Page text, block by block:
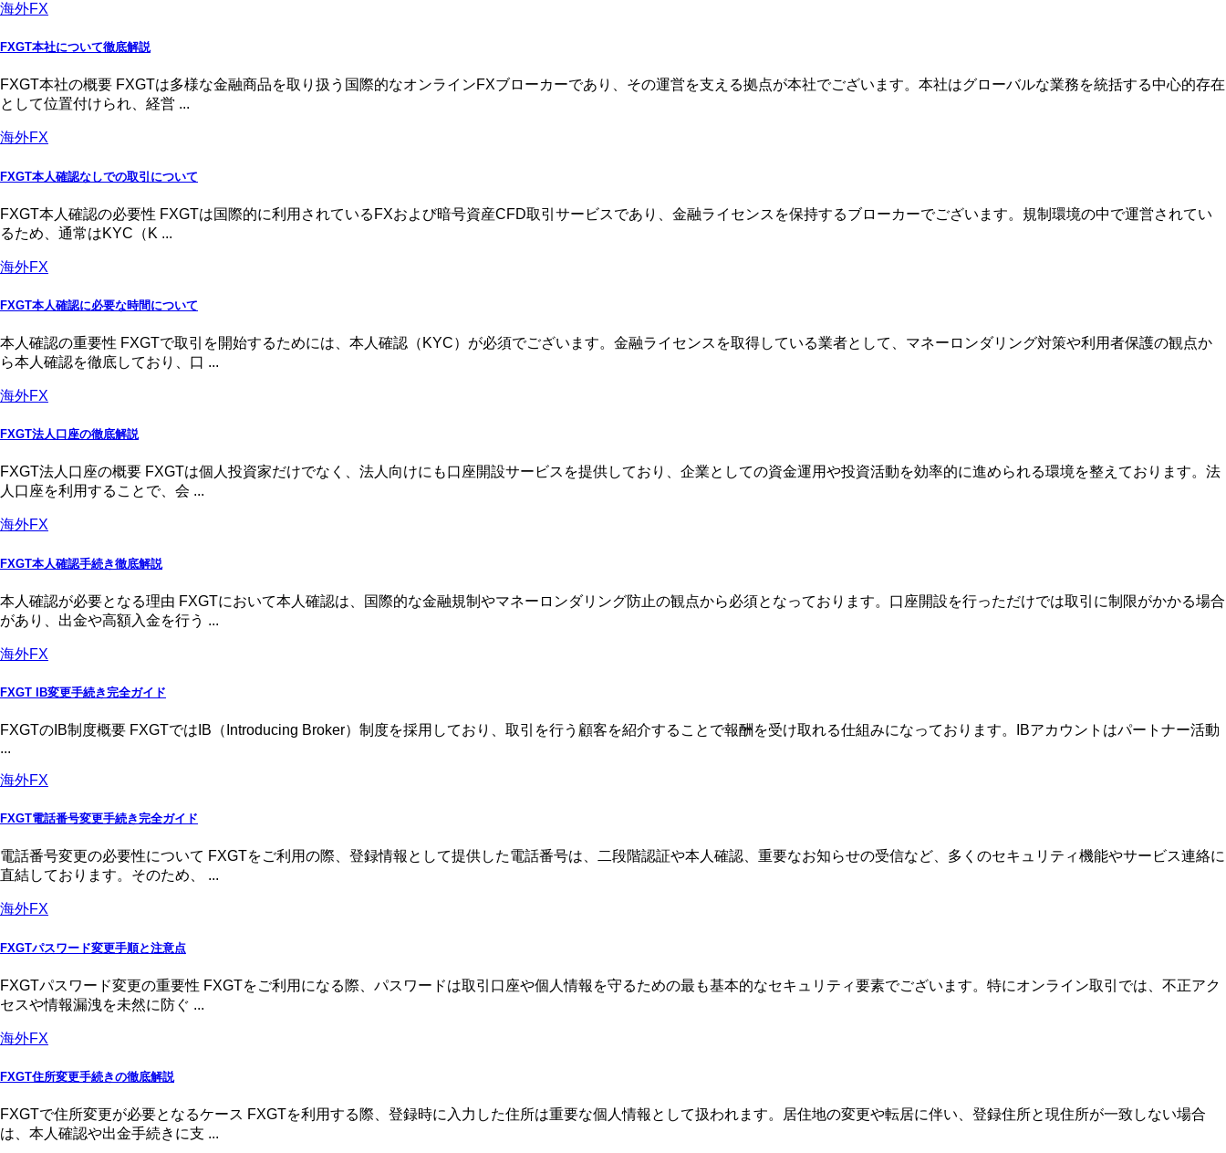
海外FX
FXGT本社について徹底解説
FXGT本社の概要 FXGTは多様な金融商品を取り扱う国際的なオンラインFXブローカーであり、その運営を支える拠点が本社でございます。本社はグローバルな業務を統括する中心的存在
として位置付けられ、経営 ...
海外FX
FXGT本人確認なしでの取引について
FXGT本人確認の必要性 FXGTは国際的に利用されているFXおよび暗号資産CFD取引サービスであり、金融ライセンスを保持するブローカーでございます。規制環境の中で運営されてい
るため、通常はKYC（K ...
海外FX
FXGT本人確認に必要な時間について
本人確認の重要性 FXGTで取引を開始するためには、本人確認（KYC）が必須でございます。金融ライセンスを取得している業者として、マネーロンダリング対策や利用者保護の観点か
ら本人確認を徹底しており、口 ...
海外FX
FXGT法人口座の徹底解説
FXGT法人口座の概要 FXGTは個人投資家だけでなく、法人向けにも口座開設サービスを提供しており、企業としての資金運用や投資活動を効率的に進められる環境を整えております。法
人口座を利用することで、会 ...
海外FX
FXGT本人確認手続き徹底解説
本人確認が必要となる理由 FXGTにおいて本人確認は、国際的な金融規制やマネーロンダリング防止の観点から必須となっております。口座開設を行っただけでは取引に制限がかかる場合
があり、出金や高額入金を行う ...
海外FX
FXGT IB変更手続き完全ガイド
FXGTのIB制度概要 FXGTではIB（Introducing Broker）制度を採用しており、取引を行う顧客を紹介することで報酬を受け取れる仕組みになっております。IBアカウントはパートナー活動
...
海外FX
FXGT電話番号変更手続き完全ガイド
電話番号変更の必要性について FXGTをご利用の際、登録情報として提供した電話番号は、二段階認証や本人確認、重要なお知らせの受信など、多くのセキュリティ機能やサービス連絡に
直結しております。そのため、 ...
海外FX
FXGTパスワード変更手順と注意点
FXGTパスワード変更の重要性 FXGTをご利用になる際、パスワードは取引口座や個人情報を守るための最も基本的なセキュリティ要素でございます。特にオンライン取引では、不正アク
セスや情報漏洩を未然に防ぐ ...
海外FX
FXGT住所変更手続きの徹底解説
FXGTで住所変更が必要となるケース FXGTを利用する際、登録時に入力した住所は重要な個人情報として扱われます。居住地の変更や転居に伴い、登録住所と現住所が一致しない場合
は、本人確認や出金手続きに支 ...